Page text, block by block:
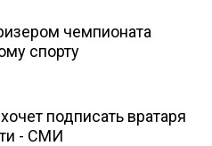
чемпионата
спорту
подписать вратаря
- СМИ